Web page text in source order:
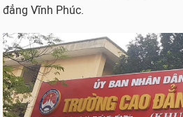
đẳng Vĩnh Phúc.